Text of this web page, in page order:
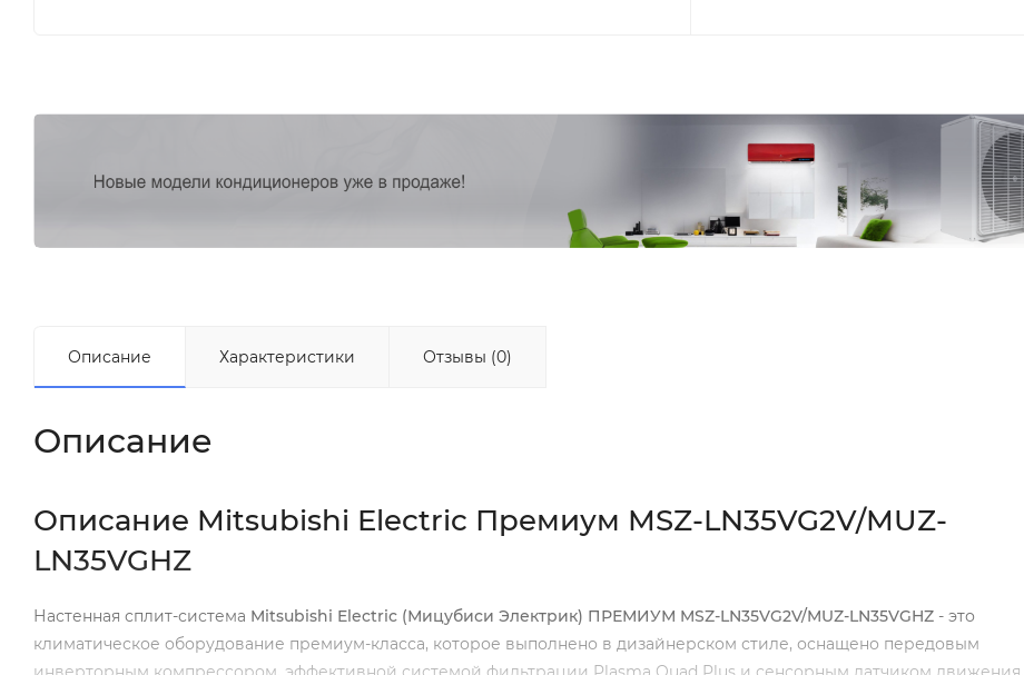
Описание Характеристики Отзывы (0)
Описание
Описание Mitsubishi Electric Премиум MSZ-LN35VG2V/MUZ-
LN35VGHZ
Настенная сплит-система Mitsubishi Electric (Мицубиси Электрик) ПРЕМИУМ MSZ-LN35VG2V/MUZ-LN35VGHZ - это
климатическое оборудование премиум-класса, которое выполнено в дизайнерском стиле, оснащено передовым